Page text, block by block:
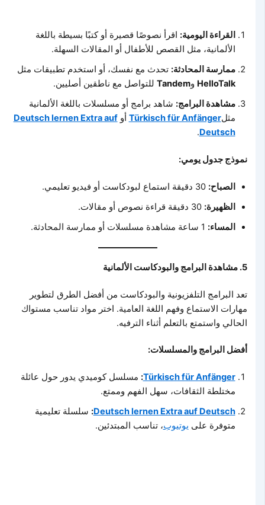
القراءة اليومية:اقرأ نصوصًا قصيرة أو كتبًا بسيطة باللغة
الألمانية، مثل القصص للأطفال أو المقالات السهلة.
ممارسة المحادثة:تحدث مع نفسك، أو استخدم تطبيقات مثل
HelloTalkو Tandemللتواصل مع ناطقين أصليين.
مشاهدة البرامج:شاهد برامج أو مسلسلات باللغة الألمانية
مثل Türkisch für AnfängerأوDeutsch lernen Extra auf
Deutsch
.
نموذج جدول يومي:
الصباح:30 دقيقة استماع لبودكاست أو فيديو تعليمي.
الظهيرة:30 دقيقة قراءة نصوص أو مقالات.
المساء:1 ساعة مشاهدة مسلسلات أو ممارسة المحادثة.
5. مشاهدة البرامج والبودكاست الألمانية
تعد البرامج التلفزيونية والبودكاست من أفضل الطرق لتطوير
مهارات الاستماع وفهم اللغة العامية. اختر مواد تناسب مستواك
الحالي واستمتع بالتعلم أثناء الترفيه.
أفضل البرامج والمسلسلات:
Türkisch für Anfänger
:مسلسل كوميدي يدور حول عائلة
مختلطة الثقافات، سهل الفهم وممتع.
Deutsch lernen Extra auf Deutsch
:سلسلة تعليمية
متوفرة علىيوتيوب، تناسب المبتدئين.